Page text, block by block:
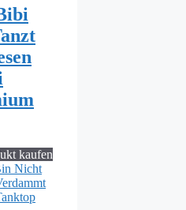
€.
kaufen